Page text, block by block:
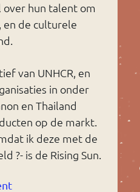
over hun talent om
en de culturele
van UNHCR, en
in onder
en Thailand
op de markt.
ik deze met de
?- is de Rising Sun.